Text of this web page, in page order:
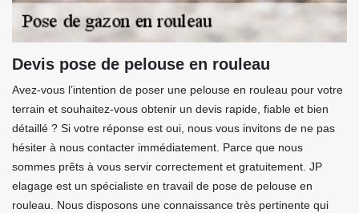
Devis pose de pelouse en rouleau
Avez-vous l’intention de poser une pelouse en rouleau pour votre
terrain et souhaitez-vous obtenir un devis rapide, fiable et bien
détaillé ? Si votre réponse est oui, nous vous invitons de ne pas
hésiter à nous contacter immédiatement. Parce que nous
sommes prêts à vous servir correctement et gratuitement. JP
elagage est un spécialiste en travail de pose de pelouse en
rouleau. Nous disposons une connaissance très pertinente qui